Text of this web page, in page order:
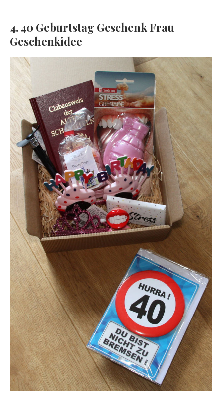
4. 40 Geburtstag Geschenk Frau
Geschenkidee